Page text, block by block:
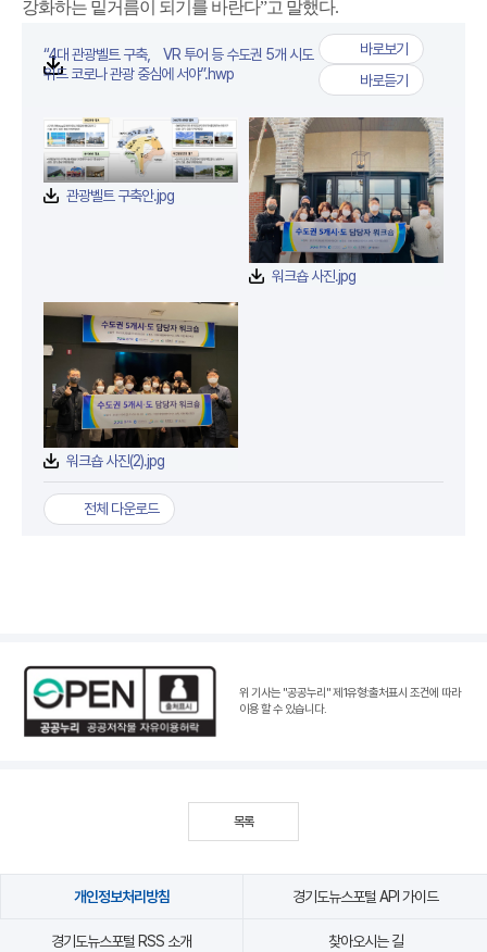
강화하는 밑거름이 되기를 바란다”고 말했다.
첨부파일
“4대 관광벨트 구축， VR 투어 등 수도권 5개 시도
위드 코로나 관광 중심에 서야”.hwp
바로보기
“4대 관광벨트 구축
바로듣기
“4대 관광벨트 구축
관광벨트 구축안.jpg
워크숍 사진.jpg
워크숍 사진(2).jpg
전체 다운로드
위 기사는 "공공누리"제1유형:출처표시 조건에 따라
이용 할 수 있습니다.
목록
개인정보처리방침 경기도뉴스포털 API 가이드
경기도뉴스포털 RSS 소개 찾아오시는 길